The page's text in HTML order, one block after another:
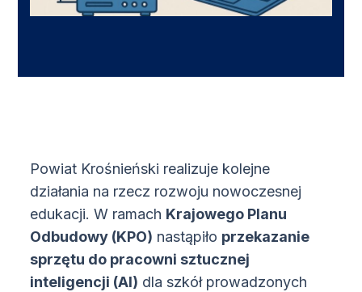
Powiat Krośnieński realizuje kolejne
działania na rzecz rozwoju nowoczesnej
edukacji. W ramach Krajowego Planu
Odbudowy (KPO) nastąpiło przekazanie
sprzętu do pracowni sztucznej
inteligencji (AI) dla szkół prowadzonych